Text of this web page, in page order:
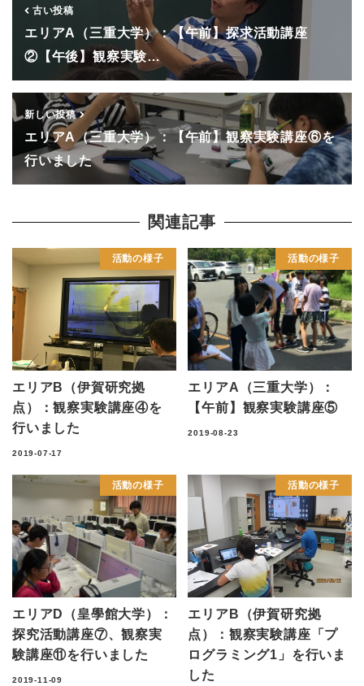
古い投稿
エリアA（三重大学）：【午前】探求活動講座
②【午後】観察実験…
新しい投稿
エリアA（三重大学）：【午前】観察実験講座⑥を
行いました
関連記事
活動の様子
エリアB（伊賀研究拠
点）：観察実験講座④を
行いました
2019-07-17
活動の様子
エリアA（三重大学）：
【午前】観察実験講座⑤
2019-08-23
活動の様子
エリアD（皇學館大学）：
探究活動講座⑦、観察実
験講座⑪を行いました
2019-11-09
活動の様子
エリアB（伊賀研究拠
点）：観察実験講座「プ
ログラミング1」を行いま
した